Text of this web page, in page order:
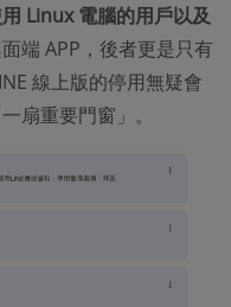
Linux 電腦的用戶以及
端 APP，後者更是只有
線上版的停用無疑會
扇重要門窗」。